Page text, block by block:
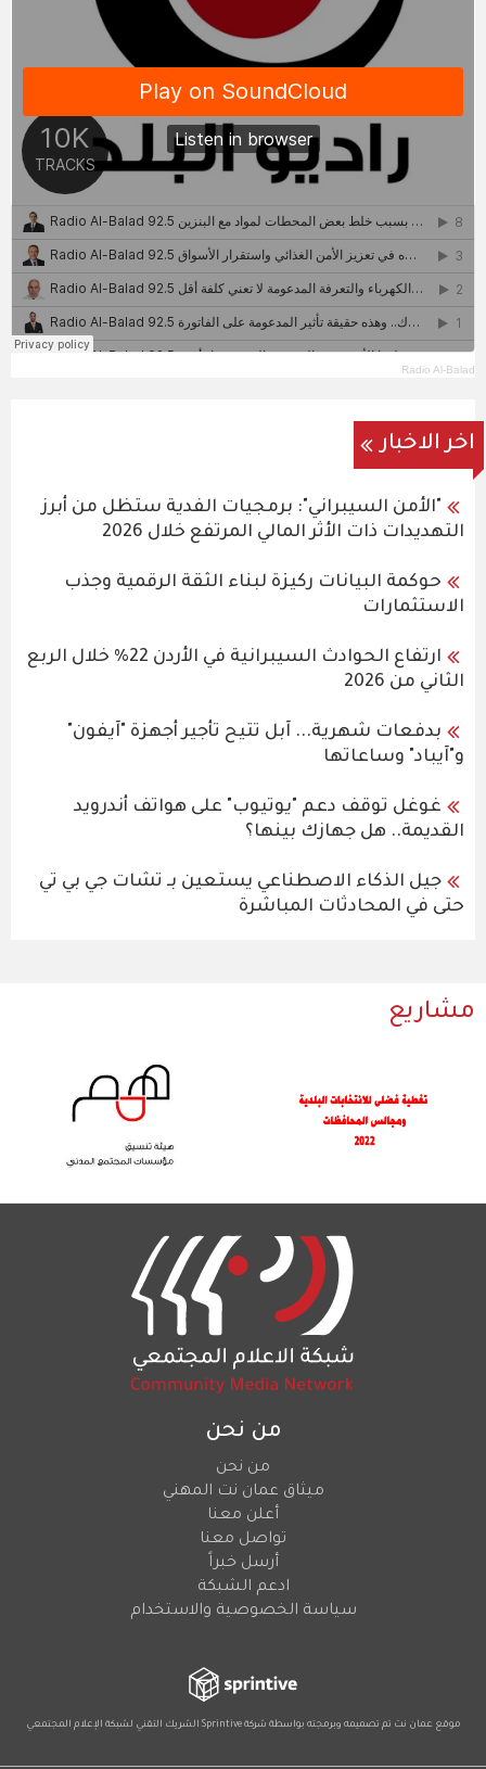
Radio Al-Balad
اخر الاخبار
"الأمن السيبراني": برمجيات الفدية ستظل من أبرز
التهديدات ذات الأثر المالي المرتفع خلال 2026
حوكمة البيانات ركيزة لبناء الثقة الرقمية وجذب
الاستثمارات
ارتفاع الحوادث السيبرانية في الأردن 22% خلال الربع
الثاني من 2026
بدفعات شهرية... آبل تتيح تأجير أجهزة "آيفون"
و"آيباد" وساعاتها
غوغل توقف دعم "يوتيوب" على هواتف أندرويد
القديمة.. هل جهازك بينها؟
جيل الذكاء الاصطناعي يستعين بـ تشات جي بي تي
حتى في المحادثات المباشرة
مشاريع
من نحن
من نحن
ميثاق عمان نت المهني
أعلن معنا
تواصل معنا
أرسل خبراً
ادعم الشبكة
سياسة الخصوصية والاستخدام
موقع عمان نت تم تصميمه وبرمجته بواسطة شركةSprintive الشريك التقني لشبكة الإعلام المجتمعي